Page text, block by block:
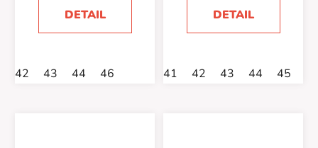
DETAIL
42 43 44 46
DETAIL
41 42 43 44 45